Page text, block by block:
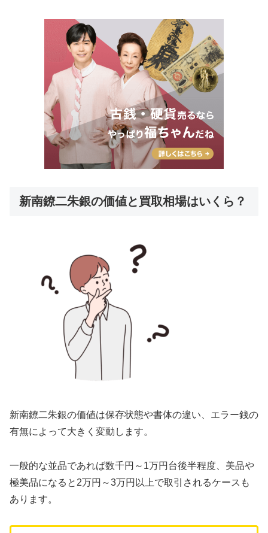
新南鐐二朱銀の価値と買取相場はいくら？
新南鐐二朱銀の価値は保存状態や書体の違い、エラー銭の
有無によって大きく変動します。
一般的な並品であれば数千円～1万円台後半程度、美品や
極美品になると2万円～3万円以上で取引されるケースも
あります。